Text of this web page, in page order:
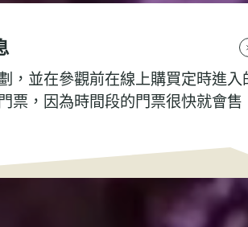
，並在參觀前在線上購買定時進入
票，因為時間段的門票很快就會售